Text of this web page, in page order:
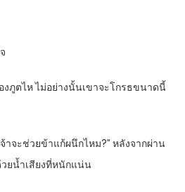
ภูตไห ไม่อย่างนั้นเขาจะโกรธขนาดนี้
าจะช่วยข้าแก้ผนึกไหม?” หลังจากผ่าน
ยน้ำเสียงที่หนักแน่น